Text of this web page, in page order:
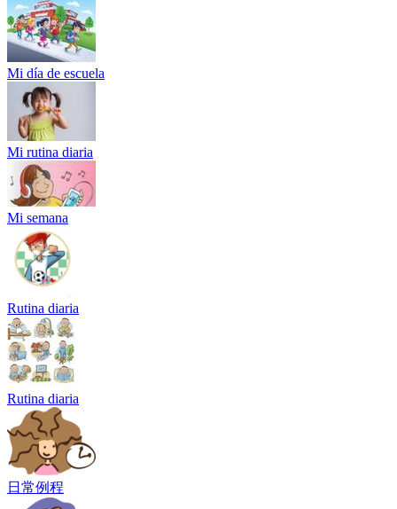
Mi día de escuela
Mi rutina diaria
Mi semana
Rutina diaria
Rutina diaria
日常例程